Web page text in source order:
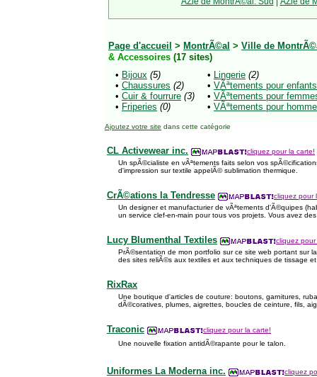
Page d'accueil > MontrÃ©al > Ville de
& Accessoires (17 sites)
• Bijoux (5)
• Chaussures (2)
• Cuir & fourrure (3)
• Friperies (0)
• Lingerie (2)
• VÃªtements pour enfants
• VÃªtements pour
• VÃªtements pour
Ajoutez votre site dans cette catégorie
CL Activewear inc.
cliquez pour la carte!
Un spÃ©cialiste en vÃªtements faits selon vos
d'impression sur textile appelÃ© sublimation thermique.
CrÃ©ations la Tendresse
cliquez pour
Un designer et manufacturier de vÃªtements d'Ã©quipes
un service clef-en-main pour tous vos projets. Vous avez
Lucy Blumenthal Textiles
cliquez
PrÃ©sentation de mon portfolio sur ce site web portant sur
des sites reliÃ©s aux textiles et aux techniques de tissage
RixRax
Une boutique d'articles de couture: boutons, garnitures,
dÃ©coratives, plumes, aigrettes, boucles de ceinture, fils,
Traconic
cliquez pour la carte!
Une nouvelle fixation antidÃ©rapante pour le talon.
Uniformes La Moderna inc.
cliquez